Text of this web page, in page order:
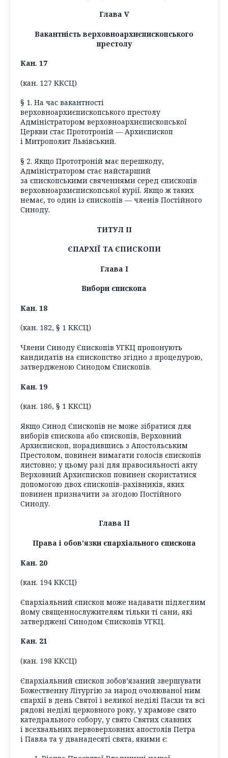
Глава V
Вакантність верховноархиєпископського
престолу
Кан. 17
(кан. 127 ККСЦ)
§ 1. На час вакантності
верховноархиєпископського престолу
Адміністратором верховноархиєпископської
Церкви стає Прототроній — Архиєпископ
і Митрополит Львівський.
§ 2. Якщо Прототроній має перешкоду,
Адміністратором стає найстарший
за єпископськими свяченнями серед єпископів
верховноархиєпископської курії. Якщо ж таких
немає, то один із єпископів — членів Постійного
Синоду.
ТИТУЛ ІІ
ЄПАРХІЇ ТА ЄПИСКОПИ
Глава І
Вибори єпископа
Кан. 18
(кан. 182, § 1 ККСЦ)
Члени Синоду Єпископів УГКЦ пропонують
кандидатів на єпископство згідно з процедурою,
затвердженою Синодом Єпископів.
Кан. 19
(кан. 186, § 1 ККСЦ)
Якщо Синод Єпископів не може зібратися для
виборів єпископа або єпископів, Верховний
Архиєпископ, порадившись з Апостольським
Престолом, повинен вимагати голосів єпископів
листовно; у цьому разі для правосильності акту
Верховний Архиєпископ повинен скористатися
допомогою двох єпископів-рахівників, яких
повинен призначити за згодою Постійного
Синоду.
Глава ІІ
Права і обов’язки єпархіального єпископа
Кан. 20
(кан. 194 ККСЦ)
Єпархіальний єпископ може надавати підлеглим
йому священнослужителям тільки ті сани, які
затверджені Синодом Єпископів УГКЦ.
Кан. 21
(кан. 198 ККСЦ)
Єпархіальний єпископ зобов’язаний звершувати
Божественну Літургію за народ очолюваної ним
єпархії в день Святої і великої неділі Пасхи та всі
рядові неділі церковного року, у храмове свято
катедрального собору, у свято Святих славних
і всехвальних первоверховних апостолів Петра
і Павла та у дванадесяті свята, якими є: